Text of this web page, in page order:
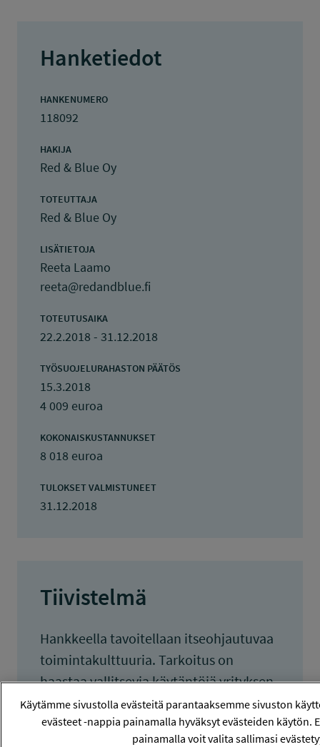
Hanketiedot
HANKENUMERO
118092
HAKIJA
Red & Blue Oy
TOTEUTTAJA
Red & Blue Oy
LISÄTIETOJA
Reeta Laamo
reeta@redandblue.fi
TOTEUTUSAIKA
22.2.2018 - 31.12.2018
TYÖSUOJELURAHASTON PÄÄTÖS
15.3.2018
4 009 euroa
KOKONAISKUSTANNUKSET
8 018 euroa
TULOKSET VALMISTUNEET
31.12.2018
Tiivistelmä
Hankkeella tavoitellaan itseohjautuvaa
toimintakulttuuria. Tarkoitus on
haastaa vallitsevia käytäntöjä yrityksen
kasvattaessa henkilöstömääräänsä
merkittävästi. Hankkeen tuloksena
Käytämme sivustolla evästeitä parantaaksemme sivuston
evästeet -nappia painamalla hyväksyt evästeiden käytön.
painamalla voit valita sallimasi